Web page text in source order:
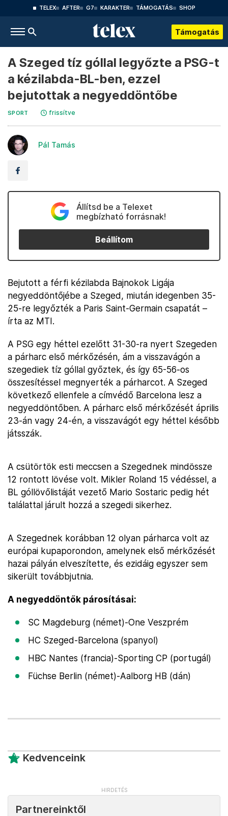
TELEX AFTER G7 KARAKTER TÁMOGATÁS SHOP
Támogatás
A Szeged tíz góllal legyőzte a PSG-t
a kézilabda-BL-ben, ezzel
bejutottak a negyeddöntőbe
SPORT frissítve
Pál Tamás
Állítsd be a Telexet
megbízható forrásnak!
Beállítom
Bejutott a férfi kézilabda Bajnokok Ligája
negyeddöntőjébe a Szeged, miután idegenben 35-
25-re legyőzték a Paris Saint-Germain csapatát –
írta az MTI.
A PSG egy héttel ezelőtt 31-30-ra nyert Szegeden
a párharc első mérkőzésén, ám a visszavágón a
szegediek tíz góllal győztek, és így 65-56-os
összesítéssel megnyerték a párharcot. A Szeged
következő ellenfele a címvédő Barcelona lesz a
negyeddöntőben. A párharc első mérkőzését április
23-án vagy 24-én, a visszavágót egy héttel később
játsszák.
A csütörtök esti meccsen a Szegednek mindössze
12 rontott lövése volt. Mikler Roland 15 védéssel, a
BL góllövőlistáját vezető Mario Sostaric pedig hét
találattal járult hozzá a szegedi sikerhez.
A Szegednek korábban 12 olyan párharca volt az
európai kupaporondon, amelynek első mérkőzését
hazai pályán elveszítette, és ezidáig egyszer sem
sikerült továbbjutnia.
A negyeddöntők párosításai:
SC Magdeburg (német)-One Veszprém
HC Szeged-Barcelona (spanyol)
HBC Nantes (francia)-Sporting CP (portugál)
Füchse Berlin (német)-Aalborg HB (dán)
Kedvenceink
Partnereinktől